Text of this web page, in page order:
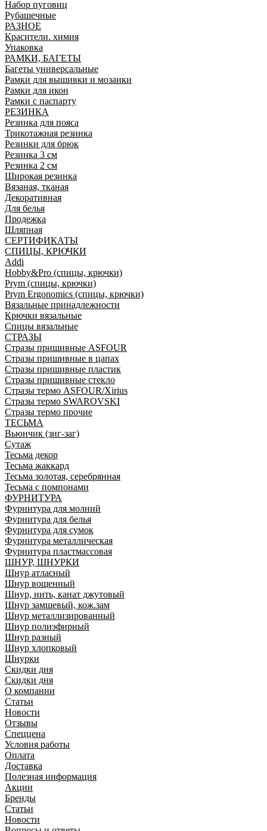
Набор пуговиц
Рубашечные
РАЗНОЕ
Красители. химия
Упаковка
РАМКИ, БАГЕТЫ
Багеты универсальные
Рамки для вышивки и мозаики
Рамки для икон
Рамки с паспарту
РЕЗИНКА
Резинка для пояса
Трикотажная резинка
Резинки для брюк
Резинка 3 см
Резинка 2 см
Широкая резинка
Вязаная, тканая
Декоративная
Для белья
Продежка
Шляпная
СЕРТИФИКАТЫ
СПИЦЫ, КРЮЧКИ
Addi
Hobby&Pro (спицы, крючки)
Prym (спицы, крючки)
Prym Ergonomics (спицы, крючки)
Вязальные принадлежности
Крючки вязальные
Спицы вязальные
СТРАЗЫ
Стразы пришивные ASFOUR
Стразы пришивные в цапах
Стразы пришивные пластик
Стразы пришивные стекло
Стразы термо ASFOUR/Xirius
Стразы термо SWAROVSKI
Стразы термо прочие
ТЕСЬМА
Вьюнчик (зиг-заг)
Сутаж
Тесьма декор
Тесьма жаккард
Тесьма золотая, серебрянная
Тесьма с помпонами
ФУРНИТУРА
Фурнитура для молний
Фурнитура для белья
Фурнитура для сумок
Фурнитура металлическая
Фурнитура пластмассовая
ШНУР, ШНУРКИ
Шнур атласный
Шнур вощенный
Шнур, нить, канат джутовый
Шнур замшевый, кож.зам
Шнур металлизированный
Шнур полиэфирный
Шнур разный
Шнур хлопковый
Шнурки
Скидки дня
Скидки дня
О компании
Статьи
Новости
Отзывы
Спеццена
Условия работы
Оплата
Доставка
Полезная информация
Акции
Бренды
Статьи
Новости